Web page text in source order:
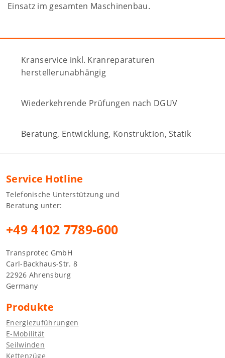
Einsatz im gesamten Maschinenbau.
Kranservice inkl. Kranreparaturen
herstellerunabhängig
Wiederkehrende Prüfungen nach DGUV
Beratung, Entwicklung, Konstruktion, Statik
Service Hotline
Telefonische Unterstützung und
Beratung unter:
+49 4102 7789-600
Transprotec GmbH
Carl-Backhaus-Str. 8
22926 Ahrensburg
Germany
Produkte
Energiezuführungen
E-Mobilität
Seilwinden
Kettenzüge